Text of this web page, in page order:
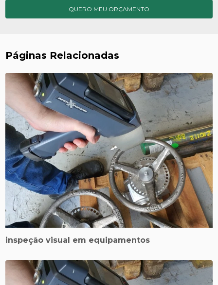
QUERO MEU ORÇAMENTO
Páginas Relacionadas
inspeção visual em equipamentos